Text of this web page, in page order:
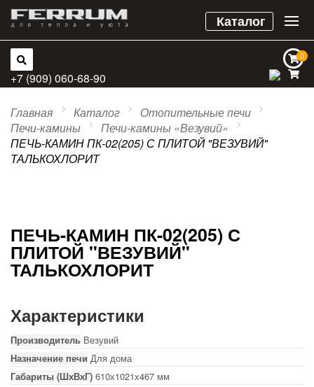
Каталог
0
0
+7 (909) 060-68-90
Главная Каталог
Отопительные печи
Печи-камины
Печи-камины «Везувий»
ПЕЧЬ-КАМИН ПК-02(205) С ПЛИТОЙ "ВЕЗУВИЙ"
ТАЛЬКОХЛОРИТ
ПЕЧЬ-КАМИН ПК-02(205) С
ПЛИТОЙ "ВЕЗУВИЙ"
ТАЛЬКОХЛОРИТ
Характеристики
Производитель Везувий
Назначение печи Для дома
Габариты (ШхВхГ) 610х1021х467 мм